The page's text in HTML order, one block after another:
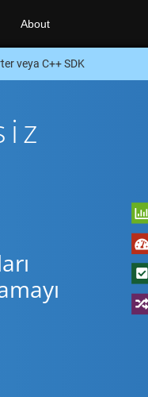
About
veya C++ SDK